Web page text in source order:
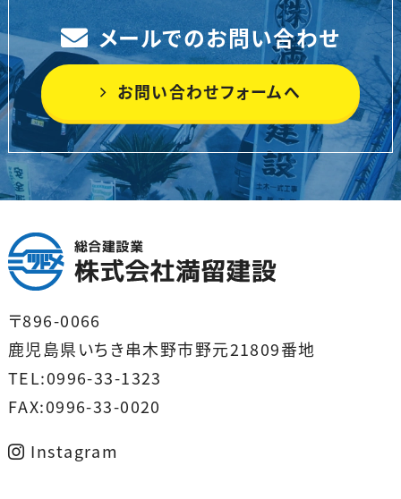
メールでのお問い合わせ
お問い合わせフォームへ
〒896-0066
鹿児島県いちき串木野市野元21809番地
TEL:0996-33-1323
FAX:0996-33-0020
Instagram